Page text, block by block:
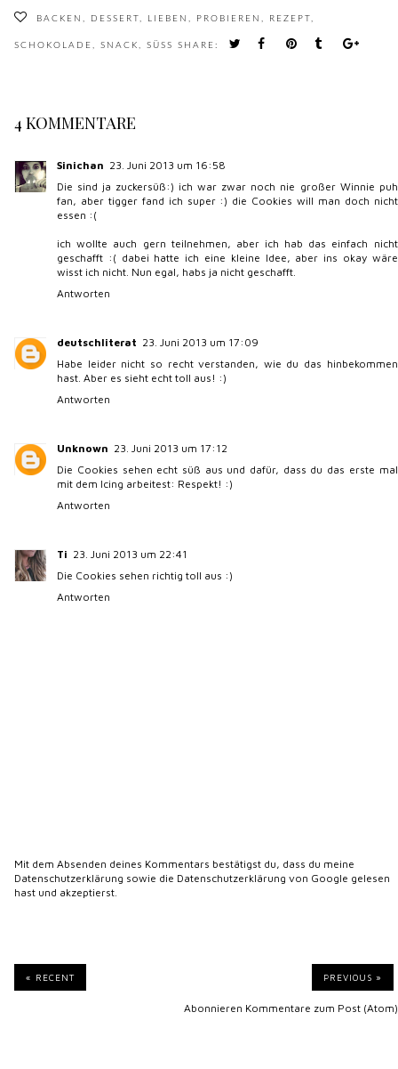
BACKEN DESSERT LIEBEN PROBIEREN REZEPT
SCHOKOLADE SNACK SÜSS SHARE:
4 KOMMENTARE
Sinichan 23. Juni 2013 um 16:58
Die sind ja zuckersüß:) ich war zwar noch nie großer Winnie puh
fan, aber tigger fand ich super :) die Cookies will man doch nicht
essen :(
ich wollte auch gern teilnehmen, aber ich hab das einfach nicht
geschafft :( dabei hatte ich eine kleine Idee, aber ins okay wäre
wisst ich nicht. Nun egal, habs ja nicht geschafft.
Antworten
deutschliterat 23. Juni 2013 um 17:09
Habe leider nicht so recht verstanden, wie du das hinbekommen
hast. Aber es sieht echt toll aus! :)
Antworten
Unknown 23. Juni 2013 um 17:12
Die Cookies sehen echt süß aus und dafür, dass du das erste mal
mit dem Icing arbeitest: Respekt! :)
Antworten
Ti 23. Juni 2013 um 22:41
Die Cookies sehen richtig toll aus :)
Antworten
Mit dem Absenden deines Kommentars bestätigst du, dass du meine
Datenschutzerklärung sowie die Datenschutzerklärung von Google gelesen
hast und akzeptierst.
« RECENT PREVIOUS »
Abonnieren Kommentare zum Post (Atom)